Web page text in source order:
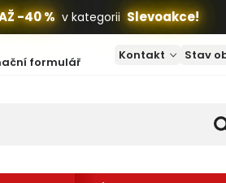
-40 % v kategorii Slevoakce!
formulář Kontakt Stav